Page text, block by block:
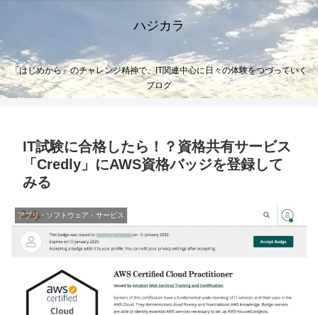
ハジカラ
「はじめから」のチャレンジ精神で、IT関連中心に日々の体験をつづっていく
ブログ
IT試験に合格したら！？資格共有サービス
「Credly」にAWS資格バッジを登録して
みる
アプリ・ソフトウェア・サービス